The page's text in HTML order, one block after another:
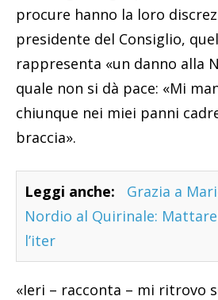
procure hanno la loro
presidente del Consiglio,
rappresenta «un danno alla
quale non si dà pace: «Mi
chiunque nei miei panni
braccia».
Leggi anche:
Grazia a
Nordio al Quirinale:
l’iter
«Ieri – racconta – mi ritrovo